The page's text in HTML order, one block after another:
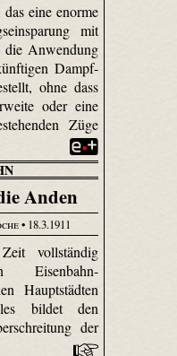
eine enorme
mit
Anwendung
Dampf-
ohne dass
oder eine
Züge
Anden
• 18.3.1911
vollständig
Eisenbahn-
Hauptstädten
bildet den
der